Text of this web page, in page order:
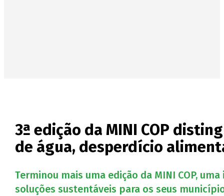
3ª edição da MINI COP
de água, desperdício
Terminou mais uma edição da MINI COP,
soluções sustentáveis para os seus